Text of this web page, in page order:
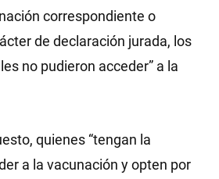
correspondiente o
de declaración jurada, los
no pudieron acceder” a la
quienes “tengan la
a la vacunación y opten por